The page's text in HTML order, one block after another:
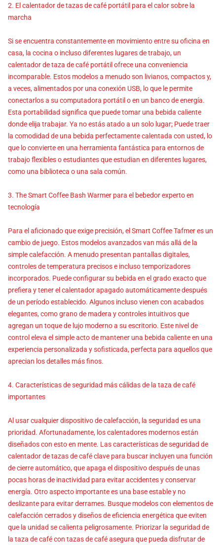
2. El calentador de tazas de café portátil para el calor sobre la
marcha
Si se encuentra constantemente en movimiento entre su oficina en
casa, la cocina o incluso diferentes lugares de trabajo, un
calentador de taza de café portátil ofrece una conveniencia
incomparable. Estos modelos a menudo son livianos, compactos y,
a veces, alimentados por una conexión USB, lo que le permite
conectarlos a su computadora portátil o en un banco de energía.
Esta portabilidad significa que puede tomar una bebida caliente
donde elija trabajar. Ya no estás atado a un solo lugar; Puede traer
la comodidad de una bebida perfectamente calentada con usted, lo
que lo convierte en una herramienta fantástica para entornos de
trabajo flexibles o estudiantes que estudian en diferentes lugares,
como una biblioteca o una sala común.
3. The Smart Coffee Bash Warmer para el bebedor experto en
tecnología
Para el aficionado que exige precisión, el Smart Coffee Tafmer es un
cambio de juego. Estos modelos avanzados van más allá de la
simple calefacción. A menudo presentan pantallas digitales,
controles de temperatura precisos e incluso temporizadores
incorporados. Puede configurar su bebida en el grado exacto que
prefiera y tener el calentador apagado automáticamente después
de un período establecido. Algunos incluso vienen con acabados
elegantes, como grano de madera y controles intuitivos que
agregan un toque de lujo moderno a su escritorio. Este nivel de
control eleva el simple acto de mantener una bebida caliente en una
experiencia personalizada y sofisticada, perfecta para aquellos que
aprecian los detalles más finos.
4. Características de seguridad más cálidas de la taza de café
importantes
Al usar cualquier dispositivo de calefacción, la seguridad es una
prioridad. Afortunadamente, los calentadores modernos están
diseñados con esto en mente. Las características de seguridad de
calentador de tazas de café clave para buscar incluyen una función
de cierre automático, que apaga el dispositivo después de unas
pocas horas de inactividad para evitar accidentes y conservar
energía. Otro aspecto importante es una base estable y no
deslizante para evitar derrames. Busque modelos con elementos de
calefacción cerrados y diseños de eficiencia energética que eviten
que la unidad se calienta peligrosamente. Priorizar la seguridad de
la taza de café con tazas de café asegura que pueda disfrutar de